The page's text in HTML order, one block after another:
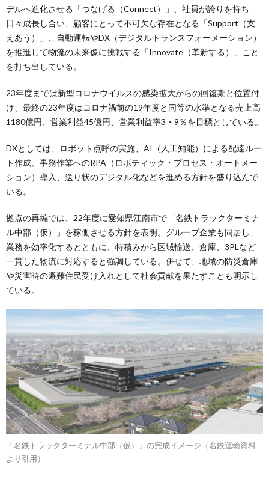
デルへ進化させる「つなげる（Connect）」、社員が誇りを持ち
日々成長し合い、顧客にとって不可欠な存在となる「Support（支
えあう）」、自動運転やDX（デジタルトランスフォーメーション）
を推進して物流の未来像に挑戦する「Innovate（革新する）」こと
を打ち出している。
23年度までは新型コロナウイルスの感染拡大からの回復期と位置付
け、最終の23年度はコロナ禍前の19年度と同等の水準となる売上高
1180億円、営業利益45億円、営業利益率3・9％を目標としている。
DXとしては、ロボット点呼の実施、AI（人工知能）による配達ルー
ト作成、事務作業へのRPA（ロボティック・プロセス・オートメー
ション）導入、送り状のデジタル化などを進める方針を盛り込んで
いる。
拠点の再編では、22年度に愛知県江南市で「名鉄トラックターミナ
ル中部（仮）」を稼働させる方針を表明。グループ企業も同居し、
業務を効率化するとともに、特積みから区域輸送、倉庫、3PLなど
一貫した物流に対応すると強調している。併せて、地域の防災倉庫
や災害時の避難住民受け入れとして社会貢献を果たすことも明示し
ている。
「名鉄トラックターミナル中部（仮）」の完成イメージ（名鉄運輸資料
より引用）